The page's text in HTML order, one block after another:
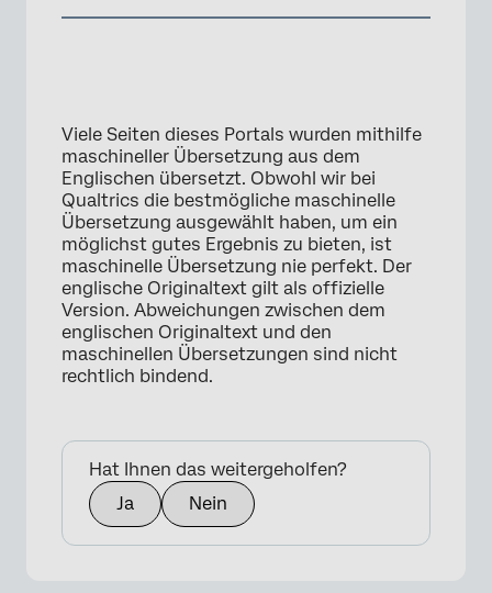
Viele Seiten dieses Portals wurden mithilfe
maschineller Übersetzung aus dem
Englischen übersetzt. Obwohl wir bei
Qualtrics die bestmögliche maschinelle
Übersetzung ausgewählt haben, um ein
möglichst gutes Ergebnis zu bieten, ist
maschinelle Übersetzung nie perfekt. Der
englische Originaltext gilt als offizielle
Version. Abweichungen zwischen dem
englischen Originaltext und den
maschinellen Übersetzungen sind nicht
rechtlich bindend.
Hat Ihnen das weitergeholfen?
Ja
Nein